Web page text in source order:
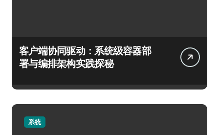
客户端协同驱动：系统级容器部
署与编排架构实践探秘
系统